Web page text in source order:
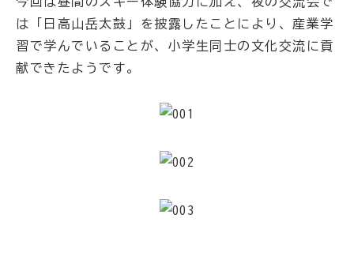
は「日高山岳太鼓」を披露したことにより、産業学
習で学んでいることが、小学生同士の文化交流に貢
献できたようです。